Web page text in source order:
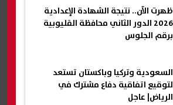
ظهرت الآن.. نتيجة الشهادة الإعدادية
2026 الدور الثاني محافظة القليوبية
برقم الجلوس
السعودية وتركيا وباكستان تستعد
لتوقيع اتفاقية دفاع مشترك في
الرياض| عاجل